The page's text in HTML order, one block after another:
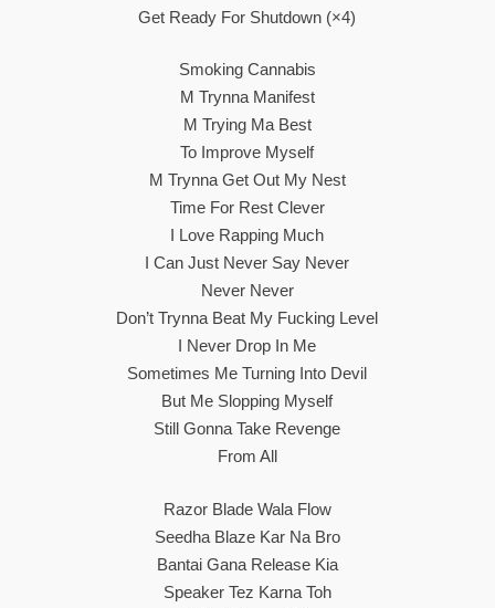
Get Ready For Shutdown (×4)
Smoking Cannabis
M Trynna Manifest
M Trying Ma Best
To Improve Myself
M Trynna Get Out My Nest
Time For Rest Clever
I Love Rapping Much
I Can Just Never Say Never
Never Never
Don’t Trynna Beat My Fucking Level
I Never Drop In Me
Sometimes Me Turning Into Devil
But Me Slopping Myself
Still Gonna Take Revenge
From All
Razor Blade Wala Flow
Seedha Blaze Kar Na Bro
Bantai Gana Release Kia
Speaker Tez Karna Toh